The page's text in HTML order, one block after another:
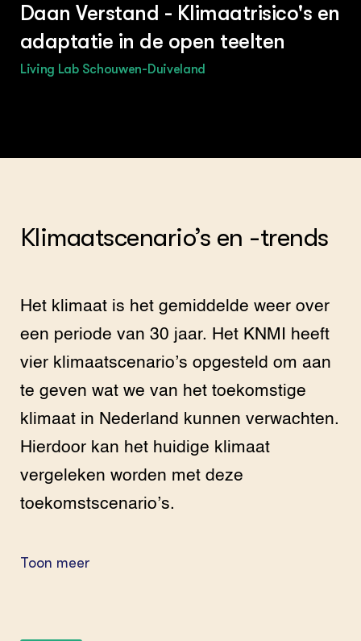
los beschikbaar, maar zijn ook in dit rapport
geëvalueerd: Duurzaam opheffen van
ondergrondverdichting, groenbemesters,
klimaattrends het wordt droger en het wordt
gemaakt van de kennis en ervaringen van de
andere werkpakketten in de PPS.
Daan Verstand - Klimaatrisico's en
adaptatie in de open teelten
Living Lab Schouwen-Duiveland
Klimaat­scenario’s en -trends
Het klimaat is het gemiddelde weer over
een periode van 30 jaar. Het KNMI heeft
vier klimaatscenario’s opgesteld om aan
te geven wat we van het toekomstige
klimaat in Nederland kunnen verwachten.
Hierdoor kan het huidige klimaat
vergeleken worden met deze
toekomstscenario’s.
Toon meer